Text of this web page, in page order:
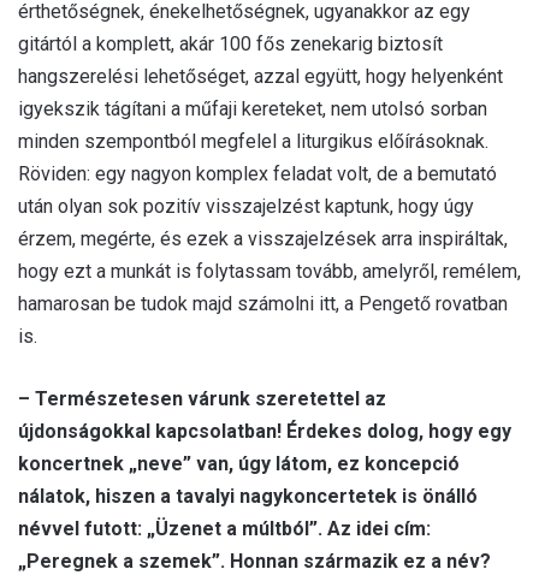
érthetőségnek, énekelhetőségnek, ugyanakkor az egy
gitártól a komplett, akár 100 fős zenekarig biztosít
hangszerelési lehetőséget, azzal együtt, hogy helyenként
igyekszik tágítani a műfaji kereteket, nem utolsó sorban
minden szempontból megfelel a liturgikus előírásoknak.
Röviden: egy nagyon komplex feladat volt, de a bemutató
után olyan sok pozitív visszajelzést kaptunk, hogy úgy
érzem, megérte, és ezek a visszajelzések arra inspiráltak,
hogy ezt a munkát is folytassam tovább, amelyről, remélem,
hamarosan be tudok majd számolni itt, a Pengető rovatban
is.
– Természetesen várunk szeretettel az
újdonságokkal kapcsolatban! Érdekes dolog, hogy egy
koncertnek „neve” van, úgy látom, ez koncepció
nálatok, hiszen a tavalyi nagykoncertetek is önálló
névvel futott: „Üzenet a múltból”. Az idei cím:
„Peregnek a szemek”. Honnan származik ez a név?